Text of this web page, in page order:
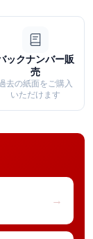
ックナンバー販
売
去の紙面をご購入
いただけます
→